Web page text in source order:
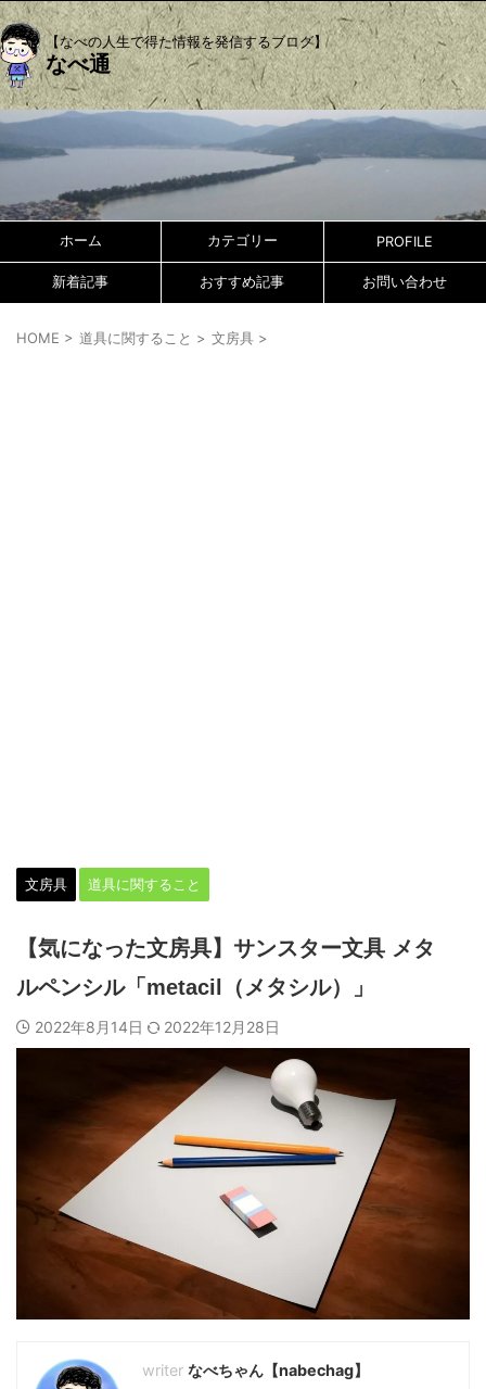
【なべの人生で得た情報を発信するブログ】
なべ通
ホーム カテゴリー PROFILE
新着記事 おすすめ記事 お問い合わせ
HOME > 道具に関すること > 文房具 >
文房具 道具に関すること
【気になった文房具】サンスター文具 メタ
ルペンシル「metacil（メタシル）」
2022年8月14日 2022年12月28日
なべちゃん【nabechag】